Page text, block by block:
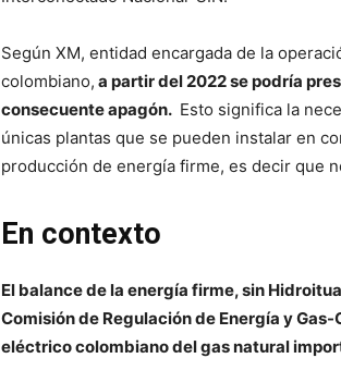
Según XM, entidad encargada de la
colombiano, a partir del 2022 se podría
consecuente apagón. Esto significa la
únicas plantas que se pueden instalar en
producción de energía firme, es decir que
En contexto
El balance de la energía firme, sin
Comisión de Regulación de Energía y
eléctrico colombiano del gas natural